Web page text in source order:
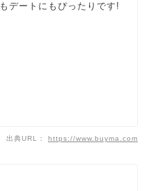
デートにもぴったりです!
出典URL： https://www.buyma.com